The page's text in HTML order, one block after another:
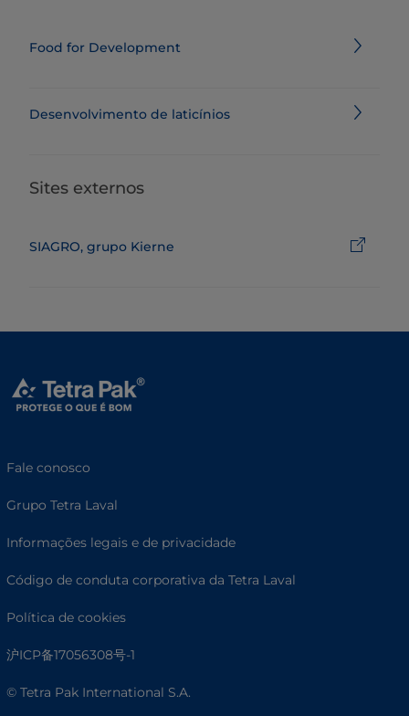
Food for Development
Desenvolvimento de laticínios
Sites externos
SIAGRO, grupo Kierne
Fale conosco
Grupo Tetra Laval
Informações legais e de privacidade
Código de conduta corporativa da Tetra Laval
Política de cookies
沪ICP备17056308号-1
© Tetra Pak International S.A.